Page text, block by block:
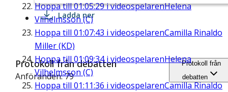
Hoppa till01:05:29i videospelarenHelena
Vilhelmsson (C)
Hoppa till 01:07:43 i videospelarenCamilla Rinaldo
Miller (KD)
Hoppa till 01:09:34i videospelarenHelena
Vilhelmsson (C)
Hoppa till 01:11:36 i videospelarenCamilla Rinaldo
Ladda ner
Protokoll från debatten
Anföranden: 79
Protokoll från
debatten